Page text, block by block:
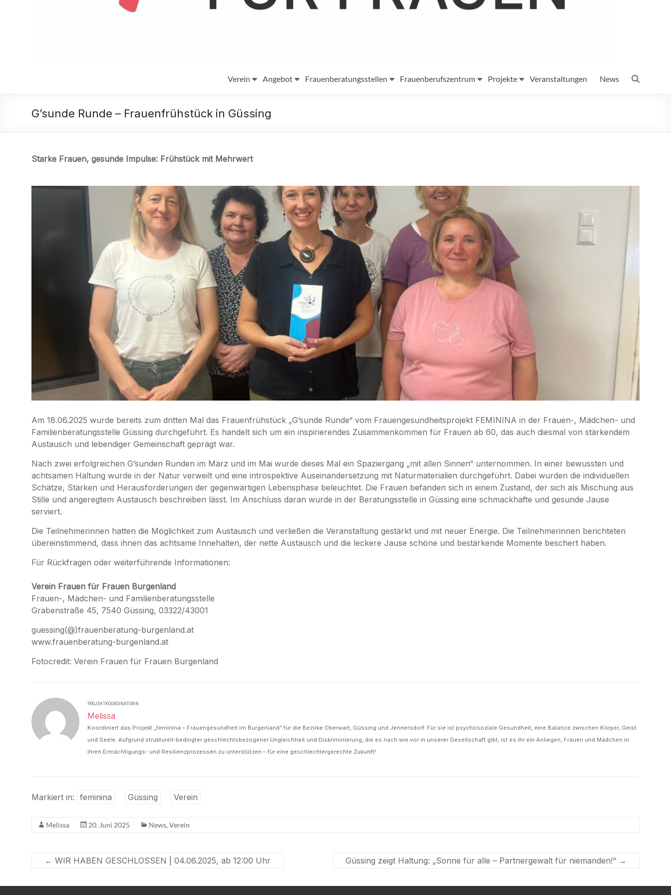
Verein Angebot Frauenberatungsstellen Frauenberufszentrum Projekte Veranstaltungen News
G’sunde Runde – Frauenfrühstück in Güssing
Starke Frauen, gesunde Impulse: Frühstück mit Mehrwert
Am 18.06.2025 wurde bereits zum dritten Mal das Frauenfrühstück „G’sunde Runde“ vom Frauengesundheitsprojekt FEMININA in der Frauen-, Mädchen- und
Familienberatungsstelle Güssing durchgeführt. Es handelt sich um ein inspirierendes Zusammenkommen für Frauen ab 60, das auch diesmal von stärkendem
Austausch und lebendiger Gemeinschaft geprägt war.
Nach zwei erfolgreichen G’sunden Runden im März und im Mai wurde dieses Mal ein Spaziergang „mit allen Sinnen“ unternommen. In einer bewussten und
achtsamen Haltung wurde in der Natur verweilt und eine introspektive Auseinandersetzung mit Naturmaterialien durchgeführt. Dabei wurden die individuellen
Schätze, Stärken und Herausforderungen der gegenwärtigen Lebensphase beleuchtet. Die Frauen befanden sich in einem Zustand, der sich als Mischung aus
Stille und angeregtem Austausch beschreiben lässt. Im Anschluss daran wurde in der Beratungsstelle in Güssing eine schmackhafte und gesunde Jause
serviert.
Die Teilnehmerinnen hatten die Möglichkeit zum Austausch und verließen die Veranstaltung gestärkt und mit neuer Energie. Die Teilnehmerinnen berichteten
übereinstimmend, dass ihnen das achtsame Innehalten, der nette Austausch und die leckere Jause schöne und bestärkende Momente beschert haben.
Für Rückfragen oder weiterführende Informationen:
Verein Frauen für Frauen Burgenland
Frauen-, Mädchen- und Familienberatungsstelle
Grabenstraße 45, 7540 Güssing, 03322/43001
guessing(@)frauenberatung-burgenland.at
www.frauenberatung-burgenland.at
Fotocredit: Verein Frauen für Frauen Burgenland
PROJEKTKOORDINATORIN
Melissa
Koordiniert das Projekt „feminina – Frauengesundheit im Burgenland“ für die Bezirke Oberwart, Güssing und Jennersdorf. Für sie ist psychosoziale Gesundheit, eine Balance zwischen Körper, Geist
und Seele. Aufgrund strukturell-bedingter geschlechtsbezogener Ungleichheit und Diskriminierung, die es nach wie vor in unserer Gesellschaft gibt, ist es ihr ein Anliegen, Frauen und Mädchen in
ihren Ermächtigungs- und Resilienzprozessen zu unterstützen – für eine geschlechtergerechte Zukunft!
Markiert in: feminina Güssing Verein
Melissa 20. Juni 2025 News, Verein
← WIR HABEN GESCHLOSSEN | 04.06.2025, ab 12:00 Uhr Güssing zeigt Haltung: „Sonne für alle – Partnergewalt für niemanden!“ →